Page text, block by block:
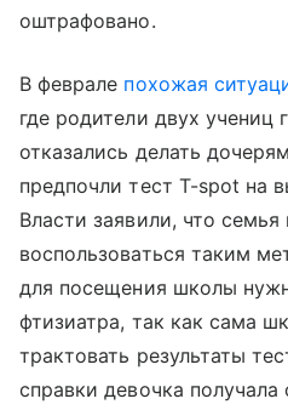
оштрафовано.
В феврале похожая
где родители двух учениц
отказались делать
предпочли тест T-spot на
Власти заявили, что семья
воспользоваться таким
для посещения школы
фтизиатра, так как сама
трактовать результаты
справки девочка получала